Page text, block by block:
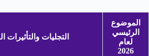
الموضوع
الرئيسي
لعام
2026
التجليات والتأثيرات